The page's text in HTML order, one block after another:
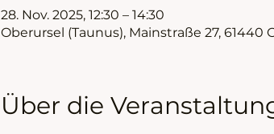
28. Nov. 2025, 12:30 – 14:30
Oberursel (Taunus), Mainstraße 27, 61440
Über die